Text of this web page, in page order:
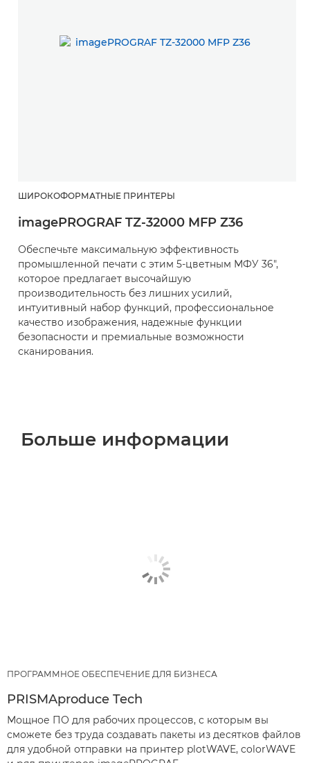
ШИРОКОФОРМАТНЫЕ ПРИНТЕРЫ
imagePROGRAF TZ-32000 MFP Z36
Обеспечьте максимальную эффективность
промышленной печати с этим 5-цветным МФУ 36",
которое предлагает высочайшую
производительность без лишних усилий,
интуитивный набор функций, профессиональное
качество изображения, надежные функции
безопасности и премиальные возможности
сканирования.
Больше информации
ПРОГРАММНОЕ ОБЕСПЕЧЕНИЕ ДЛЯ БИЗНЕСА
PRISMAproduce Tech
Мощное ПО для рабочих процессов, с которым вы
сможете без труда создавать пакеты из десятков файлов
для удобной отправки на принтер plotWAVE, colorWAVE